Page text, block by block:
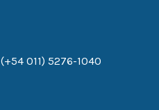
(+54 011) 5276-1040